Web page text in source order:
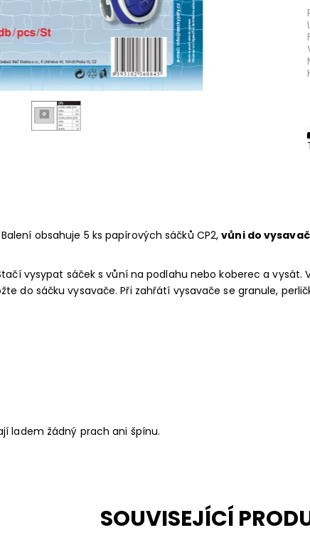
obsahuje 5 ks papírových sáčků CP2,vůni do
vysypat sáček s vůní na podlahu nebo koberec a
do sáčku vysavače. Při zahřátí vysavače se granule,
ladem žádný prach ani špínu.
SOUVISEJÍCÍ